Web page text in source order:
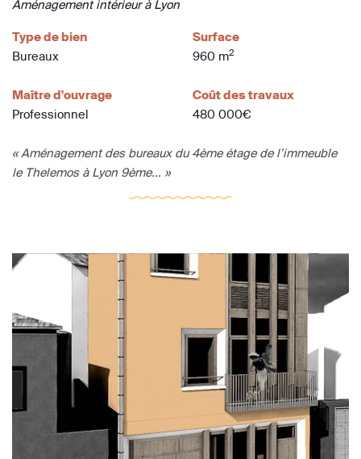
Aménagement intérieur à Lyon
Type de bien
Bureaux
Surface
960 m2
Maître d'ouvrage
Professionnel
Coût des travaux
480 000€
« Aménagement des bureaux du 4ème étage de l’immeuble
le Thelemos à Lyon 9ème... »